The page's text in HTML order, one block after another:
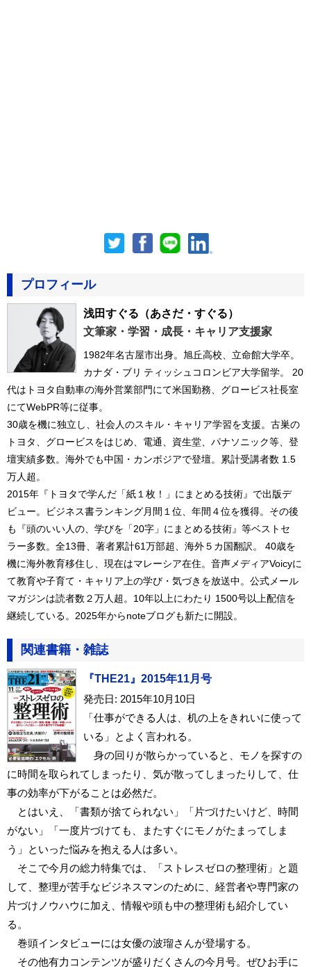
プロフィール
浅田すぐる （あさだ・すぐる）
文筆家・学習・成長・キャリア支援家
1982年名古屋市出身。旭丘高校、立命館大学卒。
カナダ・ブリ ティッシュコロンビア大学留学。 20
代はトヨタ自動車の海外営業部門にて米国勤務、グロービス社長室
にてWebPR等に従事。
30歳を機に独立し、社会人のスキル・キャリア学習を支援。古巣の
トヨタ、グロービスをはじめ、電通、資生堂、パナソニック等、登
壇実績多数。海外でも中国・カンボジアで登壇。累計受講者数 1.5
万人超。
2015年『トヨタで学んだ「紙１枚！」にまとめる技術』で出版デ
ビュー。ビジネス書ランキング月間１位、年間４位を獲得。その後
も『頭のいい人の、学びを「20字」にまとめる技術』等ベストセ
ラー多数。全13冊、著者累計61万部超、海外５カ国翻訳。 40歳を
機に海外教育移住し、現在はマレーシア在住。音声メディアVoicyに
て教育や子育て・キャリア上の学び・気づきを放送中。公式メール
マガジンは読者数２万人超。10年以上にわたり 1500号以上配信を
継続している。2025年からnoteブログも新たに開設。
関連書籍・雑誌
『THE21』2015年11月号
発売日: 2015年10月10日
「仕事ができる人は、机の上をきれいに使って
いる」とよく言われる。
身の回りが散らかっていると、モノを探すの
に時間を取られてしまったり、気が散ってしまったりして、仕
事の効率が下がることは必然だ。
とはいえ、「書類が捨てられない」「片づけたいけど、時間
がない」「一度片づけても、またすぐにモノがたまってしま
う」といった悩みを抱える人は多い。
そこで今月の総力特集では、「ストレスゼロの整理術」と題
して、整理が苦手なビジネスマンのために、経営者や専門家の
片づけノウハウに加え、情報や頭も中の整理術も紹介してい
る。
巻頭インタビューには女優の波瑠さんが登場する。
その他有力コンテンツが盛りだくさんの今月号。ぜひお手に